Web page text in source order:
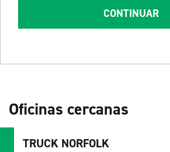
CONTINUAR
Oficinas cercanas
TRUCK NORFOLK